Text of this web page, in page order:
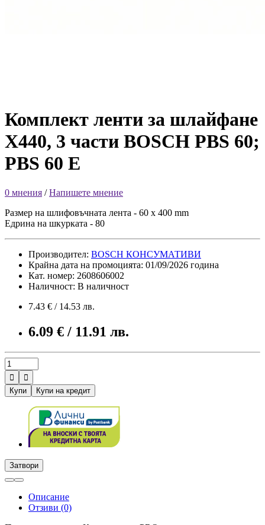
Комплект ленти за шлайфане
X440, 3 части BOSCH PBS 60;
PBS 60 E
0 мнения /Напишете мнение
Размер на шлифовъчната лента - 60 x 400 mm
Едрина на шкурката - 80
Производител: BOSCH КОНСУМАТИВИ
Крайна дата на промоцията: 01/09/2026 година
Кат. номер: 2608606002
Наличност: В наличност
7.43 € / 14.53 лв.
6.09 € / 11.91 лв.


Купи
Купи на кредит
Затвори
Описание
Отзиви (0)